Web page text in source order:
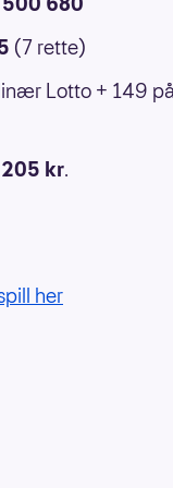
(7 rette)
Lotto + 149
kr.
her